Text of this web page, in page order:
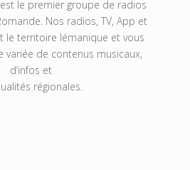
le premier groupe de radios
Nos radios, TV, App et
le territoire lémanique et vous
variée de contenus musicaux,
d’infos et
régionales.